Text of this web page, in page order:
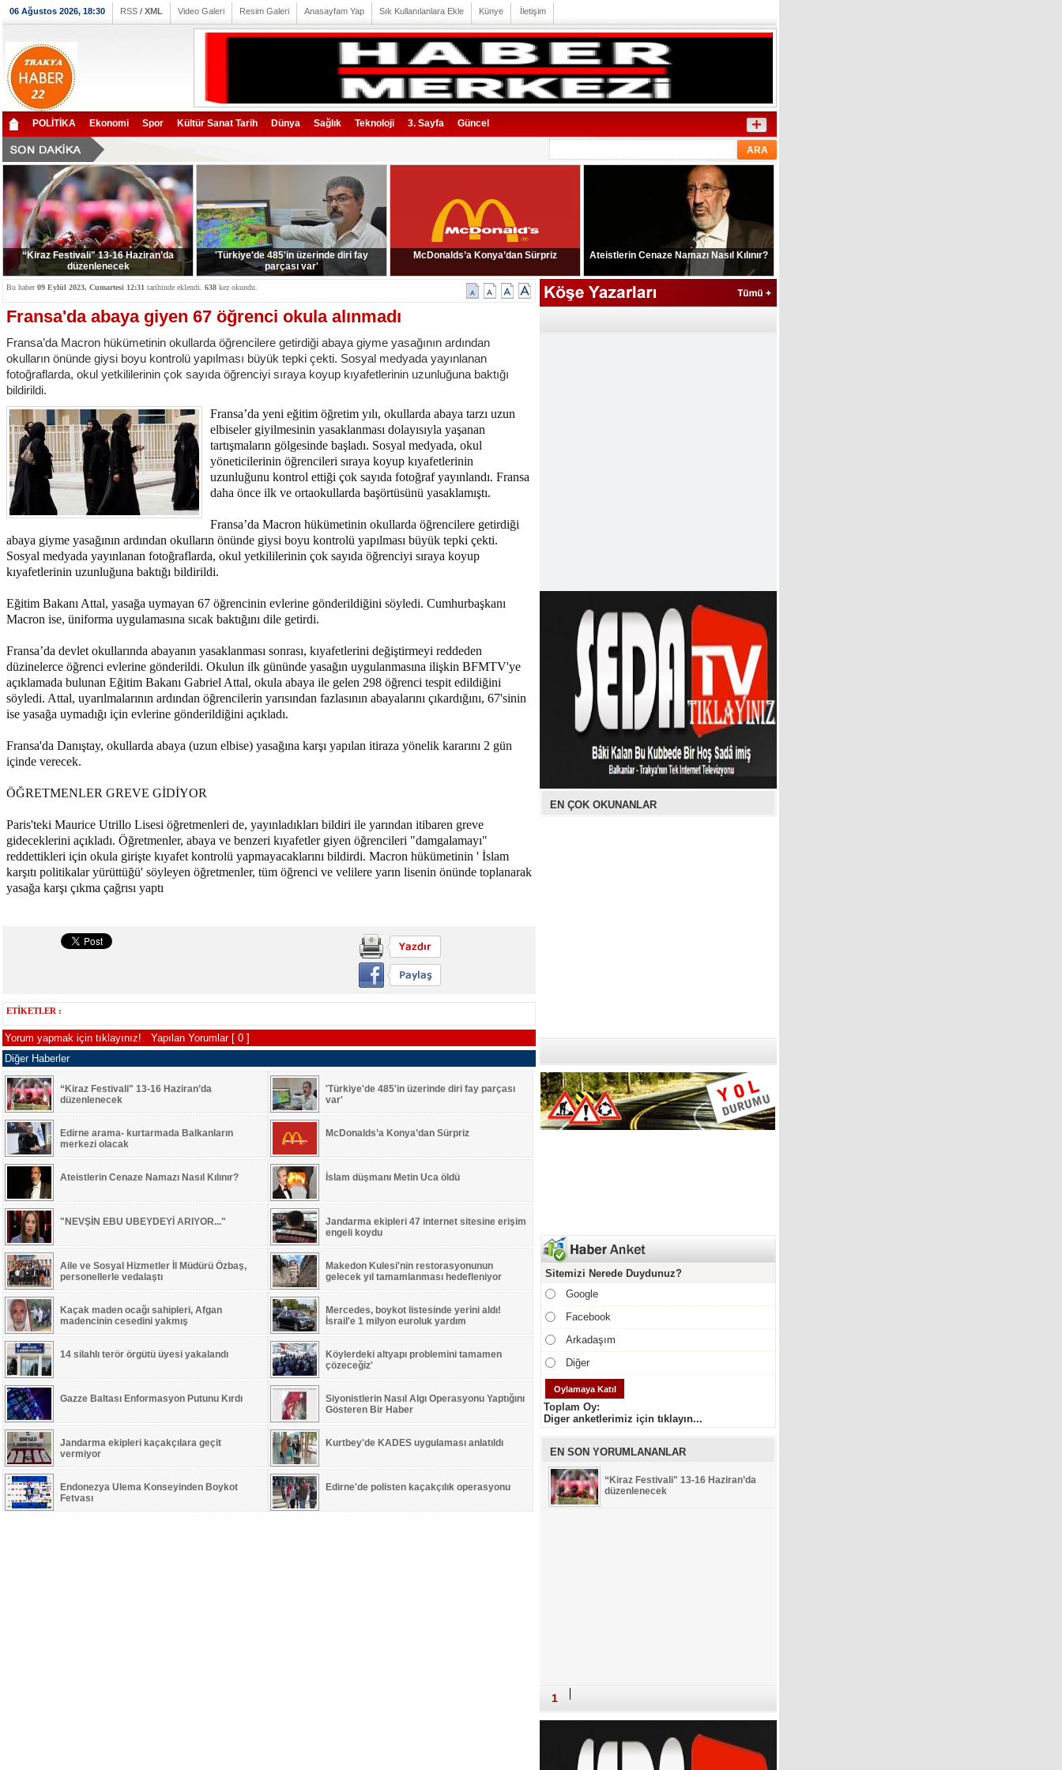
06 Ağustos 2026, 18:30 RSS / XML Video Galeri Resim Galeri Anasayfam Yap Sık Kullanılanlara Ekle Künye İletişim
POLİTİKA Ekonomi Spor Kültür Sanat Tarih Dünya Sağlık Teknoloji 3. Sayfa Güncel
“Kiraz Festivali" 13-16 Haziran’da
düzenlenecek
'Türkiye'de 485'in üzerinde diri fay
parçası var'
McDonalds’a Konya’dan Sürpriz Ateistlerin Cenaze Namazı Nasıl Kılınır?
Bu haber09 Eylül 2023, Cumartesi 12:31 tarihinde eklendi. 638 kez okundu.
Fransa'da abaya giyen 67 öğrenci okula alınmadı
Fransa’da Macron hükümetinin okullarda öğrencilere getirdiği abaya giyme yasağının ardından
okulların önünde giysi boyu kontrolü yapılması büyük tepki çekti. Sosyal medyada yayınlanan
fotoğraflarda, okul yetkililerinin çok sayıda öğrenciyi sıraya koyup kıyafetlerinin uzunluğuna baktığı
bildirildi.
Fransa’da yeni eğitim öğretim yılı, okullarda abaya tarzı uzun
elbiseler giyilmesinin yasaklanması dolayısıyla yaşanan
tartışmaların gölgesinde başladı. Sosyal medyada, okul
yöneticilerinin öğrencileri sıraya koyup kıyafetlerinin
uzunluğunu kontrol ettiği çok sayıda fotoğraf yayınlandı. Fransa
daha önce ilk ve ortaokullarda başörtüsünü yasaklamıştı.
Fransa’da Macron hükümetinin okullarda öğrencilere getirdiği
abaya giyme yasağının ardından okulların önünde giysi boyu kontrolü yapılması büyük tepki çekti.
Sosyal medyada yayınlanan fotoğraflarda, okul yetkililerinin çok sayıda öğrenciyi sıraya koyup
kıyafetlerinin uzunluğuna baktığı bildirildi.
Eğitim Bakanı Attal, yasağa uymayan 67 öğrencinin evlerine gönderildiğini söyledi. Cumhurbaşkanı
Macron ise, üniforma uygulamasına sıcak baktığını dile getirdi.
Fransa’da devlet okullarında abayanın yasaklanması sonrası, kıyafetlerini değiştirmeyi reddeden
düzinelerce öğrenci evlerine gönderildi. Okulun ilk gününde yasağın uygulanmasına ilişkin BFMTV'ye
açıklamada bulunan Eğitim Bakanı Gabriel Attal, okula abaya ile gelen 298 öğrenci tespit edildiğini
söyledi. Attal, uyarılmalarının ardından öğrencilerin yarısından fazlasının abayalarını çıkardığını, 67'sinin
ise yasağa uymadığı için evlerine gönderildiğini açıkladı.
Fransa'da Danıştay, okullarda abaya (uzun elbise) yasağına karşı yapılan itiraza yönelik kararını 2 gün
içinde verecek.
ÖĞRETMENLER GREVE GİDİYOR
Paris'teki Maurice Utrillo Lisesi öğretmenleri de, yayınladıkları bildiri ile yarından itibaren greve
gideceklerini açıkladı. Öğretmenler, abaya ve benzeri kıyafetler giyen öğrencileri "damgalamayı"
reddettikleri için okula girişte kıyafet kontrolü yapmayacaklarını bildirdi. Macron hükümetinin ' İslam
karşıtı politikalar yürüttüğü' söyleyen öğretmenler, tüm öğrenci ve velilere yarın lisenin önünde toplanarak
yasağa karşı çıkma çağrısı yaptı
ETİKETLER :
Yorum yapmak için tıklayınız!
Yapılan Yorumlar [ 0 ]
Diğer Haberler
“Kiraz Festivali" 13-16 Haziran’da
düzenlenecek
'Türkiye'de 485'in üzerinde diri fay parçası
var'
Edirne arama- kurtarmada Balkanların
merkezi olacak
McDonalds’a Konya’dan Sürpriz
Ateistlerin Cenaze Namazı Nasıl Kılınır? İslam düşmanı Metin Uca öldü
"NEVŞİN EBU UBEYDEYİ ARIYOR..."
Jandarma ekipleri 47 internet sitesine erişim
engeli koydu
Aile ve Sosyal Hizmetler İl Müdürü Özbaş,
personellerle vedalaştı
Makedon Kulesi'nin restorasyonunun
gelecek yıl tamamlanması hedefleniyor
Kaçak maden ocağı sahipleri, Afgan
madencinin cesedini yakmış
Mercedes, boykot listesinde yerini aldı!
İsrail'e 1 milyon euroluk yardım
14 silahlı terör örgütü üyesi yakalandı
Köylerdeki altyapı problemini tamamen
çözeceğiz'
Gazze Baltası Enformasyon Putunu Kırdı
Siyonistlerin Nasıl Algı Operasyonu Yaptığını
Gösteren Bir Haber
Jandarma ekipleri kaçakçılara geçit
vermiyor
Kurtbey'de KADES uygulaması anlatıldı
Endonezya Ulema Konseyinden Boykot
Fetvası
Edirne'de polisten kaçakçılık operasyonu
EN ÇOK OKUNANLAR
Sitemizi Nerede Duydunuz?
Google
Facebook
Arkadaşım
Diğer
Toplam Oy:
Diger anketlerimiz için tıklayın...
EN SON YORUMLANANLAR
“Kiraz Festivali" 13-16 Haziran’da
düzenlenecek
1